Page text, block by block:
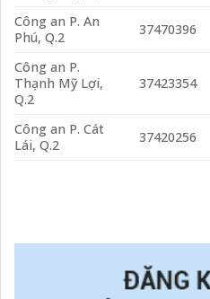
Công an P. An
Phú, Q.2
37470396
Công an P.
Thạnh Mỹ Lợi,
Q.2
37423354
Công an P. Cát
Lái, Q.2
37420256